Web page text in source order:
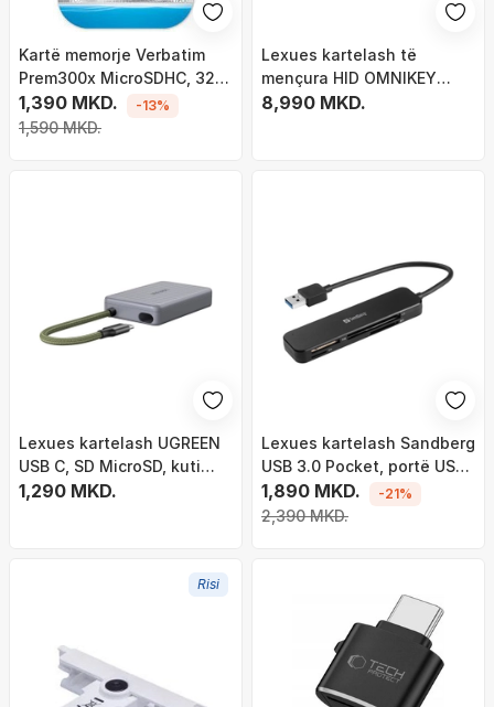
Kartë memorje Verbatim
Prem300x MicroSDHC, 32
GB, Class 10
1,390 MKD.
1,590 MKD.
-13%
Lexues kartelash të
mençura HID OMNIKEY
5422, kontakt dhe pa
8,990 MKD.
Lexues kartelash UGREEN
USB C, SD MicroSD, kuti
ruajtëse 4 kartela, gri
1,290 MKD.
Lexues kartelash Sandberg
USB 3.0 Pocket, portë USB,
i zi
1,890 MKD.
2,390 MKD.
-21%
Risi